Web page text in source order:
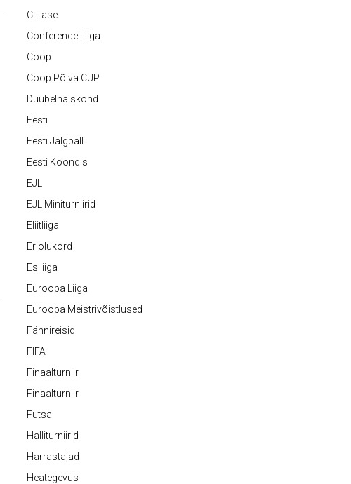
C-Tase
Conference Liiga
Coop
Coop Põlva CUP
Duubelnaiskond
Eesti
Eesti Jalgpall
Eesti Koondis
EJL
EJL Miniturniirid
Eliitliiga
Eriolukord
Esiliiga
Euroopa Liiga
Euroopa Meistrivõistlused
Fännireisid
FIFA
Finaalturniir
Finaalturniir
Futsal
Halliturniirid
Harrastajad
Heategevus